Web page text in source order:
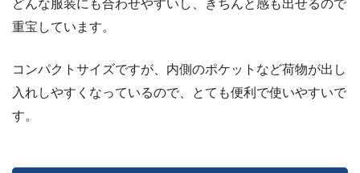
どんな服装にも合わせやすいし、きちんと感も出せるので
重宝しています。
コンパクトサイズですが、内側のポケットなど荷物が出し
入れしやすくなっているので、とても便利で使いやすいで
す。